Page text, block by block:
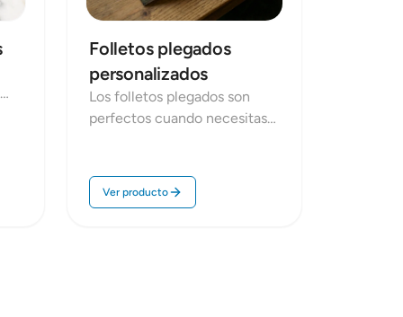
Folletos plegados
personalizados
Los folletos plegados son
perfectos cuando necesitas
información por bloques,
guiar la lectura y presentar
Ver producto